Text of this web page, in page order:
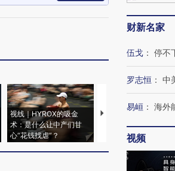
视线｜HYROX的吸金
术：是什么让中产们甘
心“花钱找虐”？
马航飞行员跨国走私7
粒摇头丸 尿检体内含
财新名家
伍戈 ： 停不
罗志恒 ： 中
易峘 ： 海外
视频